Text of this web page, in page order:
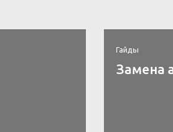
Гайды
Замена